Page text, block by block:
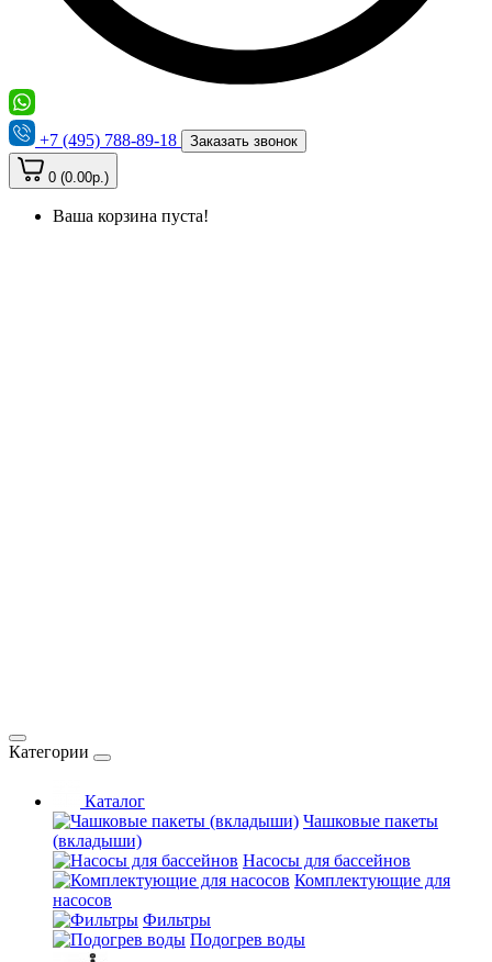
+7 (495) 788-89-18 Заказать звонок
0 (0.00р.)
Ваша корзина пуста!
Категории
Каталог
Чашковые пакеты
(вкладыши)
Насосы для бассейнов
Комплектующие для
насосов
Фильтры
Подогрев воды